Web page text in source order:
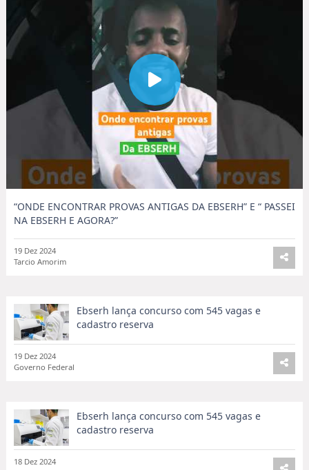
“ONDE ENCONTRAR PROVAS ANTIGAS DA EBSERH” E “ PASSEI
NA EBSERH E AGORA?”
19 Dez 2024
Tarcio Amorim
Ebserh lança concurso com 545 vagas e
cadastro reserva
19 Dez 2024
Governo Federal
Ebserh lança concurso com 545 vagas e
cadastro reserva
18 Dez 2024